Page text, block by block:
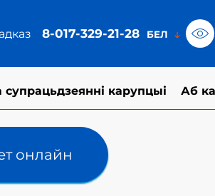
8-017-329-21-28
карупцыі Аб
онлайн